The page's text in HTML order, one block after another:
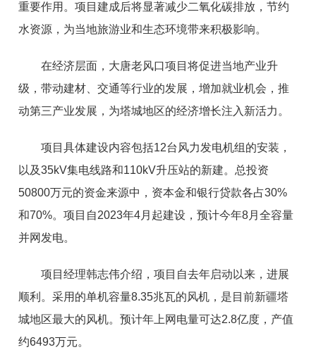
重要作用。项目建成后将显著减少二氧化碳排放，节约
水资源，为当地旅游业和生态环境带来积极影响。
在经济层面，大唐老风口项目将促进当地产业升
级，带动建材、交通等行业的发展，增加就业机会，推
动第三产业发展，为塔城地区的经济增长注入新活力。
项目具体建设内容包括12台风力发电机组的安装，
以及35kV集电线路和110kV升压站的新建。总投资
50800万元的资金来源中，资本金和银行贷款各占30%
和70%。项目自2023年4月起建设，预计今年8月全容量
并网发电。
项目经理韩志伟介绍，项目自去年启动以来，进展
顺利。采用的单机容量8.35兆瓦的风机，是目前新疆塔
城地区最大的风机。预计年上网电量可达2.8亿度，产值
约6493万元。